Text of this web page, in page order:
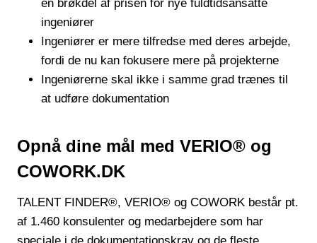
en brøkdel af prisen for nye fuldtidsansatte
ingeniører
Ingeniører er mere tilfredse med deres arbejde,
fordi de nu kan fokusere mere på projekterne
Ingeniørerne skal ikke i samme grad trænes til
at udføre dokumentation
Opnå dine mål med VERIO® og
COWORK.DK
TALENT FINDER®, VERIO® og COWORK består pt.
af 1.460 konsulenter og medarbejdere som har